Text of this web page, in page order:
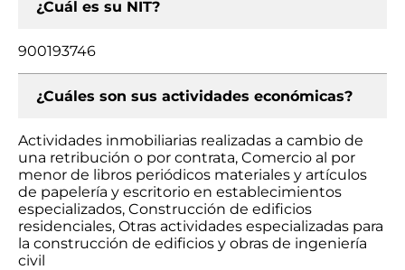
¿Cuál es su NIT?
900193746
¿Cuáles son sus actividades económicas?
Actividades inmobiliarias realizadas a cambio de
una retribución o por contrata, Comercio al por
menor de libros periódicos materiales y artículos
de papelería y escritorio en establecimientos
especializados, Construcción de edificios
residenciales, Otras actividades especializadas para
la construcción de edificios y obras de ingeniería
civil